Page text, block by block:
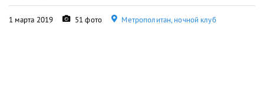
1 марта 2019 51 фото Метрополитан, ночной клуб